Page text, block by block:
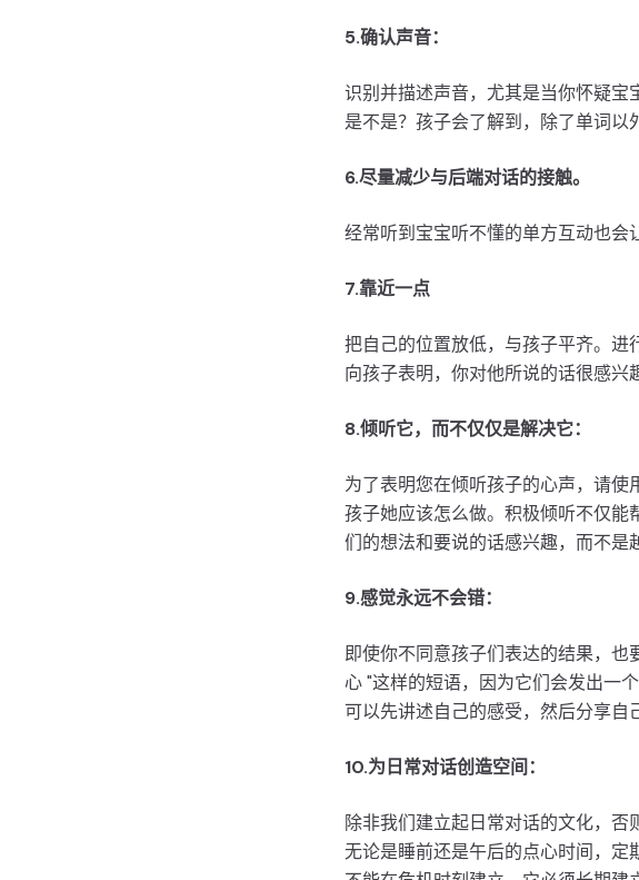
5.确认声音：
识别并描述声音，尤其是当你怀疑宝
是不是？孩子会了解到，除了单词以
6.尽量减少与后端对话的接触。
经常听到宝宝听不懂的单方互动也会
7.靠近一点
把自己的位置放低，与孩子平齐。
向孩子表明，你对他所说的话很感兴
8.倾听它，而不仅仅是解决它：
为了表明您在倾听孩子的心声，请
孩子她应该怎么做。积极倾听不仅
们的想法和要说的话感兴趣，而不是
9.感觉永远不会错：
即使你不同意孩子们表达的结果，也
心 "这样的短语，因为它们会发出一
可以先讲述自己的感受，然后分享自
10.为日常对话创造空间：
除非我们建立起日常对话的文化，否
无论是睡前还是午后的点心时间，